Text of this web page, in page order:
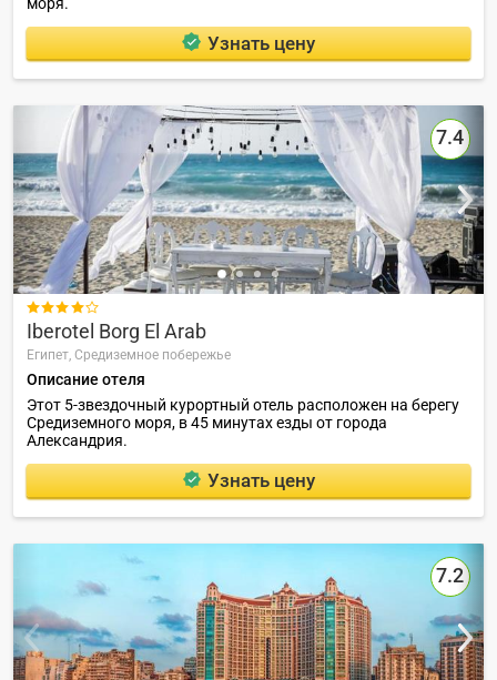
Узнать цену
7.4

Iberotel Borg El Arab
Египет, Средиземное побережье
Описание отеля
Этот 5-звездочный курортный отель расположен на берегу
Средиземного моря, в 45 минутах езды от города
Александрия.
Узнать цену
7.2